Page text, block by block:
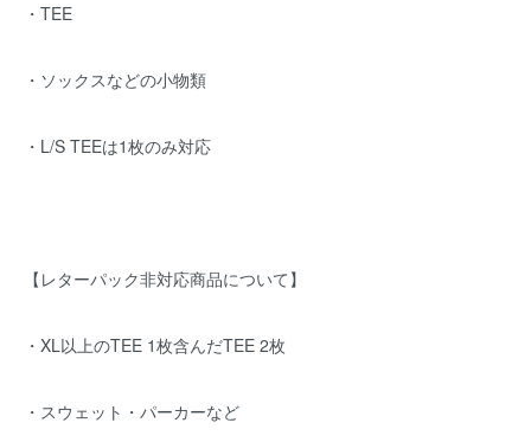
・TEE
・ソックスなどの小物類
・L/S TEEは1枚のみ対応
【レターパック非対応商品について】
・XL以上のTEE 1枚含んだTEE 2枚
・スウェット・パーカーなど